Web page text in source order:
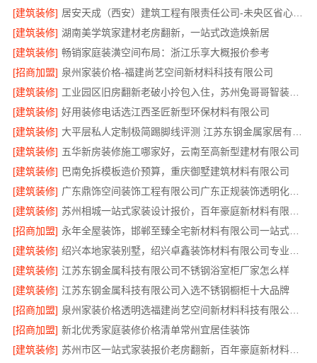
[建筑装修]
居安天成（西安）建筑工程有限责任公司-未央区省心家装施工毛坯
[建筑装修] 湖南美学筑家建材老房翻新，一站式改造焕新居
[建筑装修] 畅销家庭装潢空间布局：浙江乐享大概报价参考
[招商加盟] 泉州家装价格-福建尚艺空间新材料科技有限公司
[建筑装修]
工业园区旧房翻新老破小拎包入住，苏州兔哥哥智装新材料有限公司
[建筑装修] 好用装修电话选江西圣匠新型环保材料有限公司
[建筑装修]
[建筑装修] 五华新房装修施工哪家好，云南至高新型建材有限公司
[建筑装修] 巴南免拆模板造价预算，重庆御墅建筑材料有限公司
[建筑装修]
广东鼎饰空间装饰工程有限公司广东正规装饰透明化施工
[建筑装修]
[招商加盟]
永年全屋装饰，邯郸至臻全宅新材料有限公司一站式服务
[建筑装修]
[建筑装修] 江苏东钢金属科技有限公司不锈钢浴室柜厂家怎么样
[建筑装修] 江苏东钢金属科技有限公司入选不锈钢橱柜十大品牌
[招商加盟]
泉州家装价格透明选福建尚艺空间新材料科技有限公司-口碑优选
[招商加盟] 新北优秀家庭装修价格清单常州宜居佳装饰
[建筑装修]
苏州市区一站式家装报价老房翻新，百年豪庭新材料焕新家园